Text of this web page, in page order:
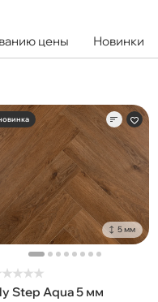
цены Новинки
5 мм
★★★★
Step Aqua 5 мм